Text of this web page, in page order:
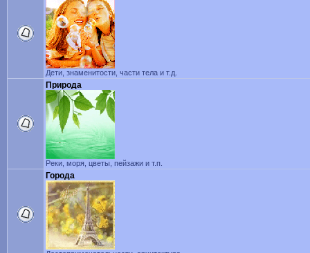
Дети, знаменитости, части тела и т.д.
Природа
Реки, моря, цветы, пейзажи и т.п.
Города